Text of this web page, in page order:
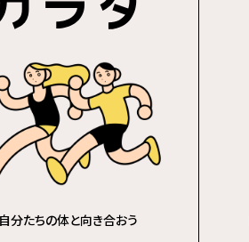
自分たちの体と向き合おう